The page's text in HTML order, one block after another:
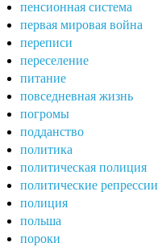
пенсионная система
первая мировая война
переписи
переселение
питание
повседневная жизнь
погромы
подданство
политика
политическая полиция
политические репрессии
полиция
польша
пороки